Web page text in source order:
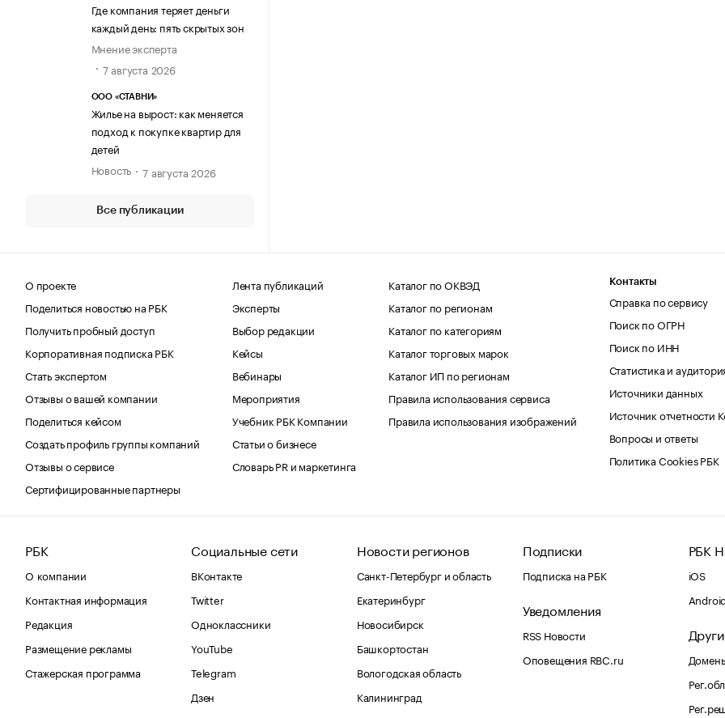
Где компания теряет деньги
каждый день: пять скрытых зон
Мнение эксперта
7 августа 2026
ООО «СТАВНИ»
Жилье на вырост: как меняется
подход к покупке квартир для
детей
Новость
7 августа 2026
Все публикации
О проекте
Поделиться новостью на РБК
Получить пробный доступ
Корпоративная подписка РБК
Стать экспертом
Отзывы о вашей компании
Поделиться кейсом
Создать профиль группы компаний
Отзывы о сервисе
Сертифицированные партнеры
Лента публикаций
Эксперты
Выбор редакции
Кейсы
Вебинары
Мероприятия
Учебник РБК Компании
Статьи о бизнесе
Словарь PR и маркетинга
Каталог по ОКВЭД
Каталог по регионам
Каталог по категориям
Каталог торговых марок
Каталог ИП по регионам
Правила использования сервиса
Правила использования изображений
Контакты
Справка по сервису
Поиск по ОГРН
Поиск по ИНН
Статистика и
Источники данных
Источник отчетности
Вопросы и ответы
Политика Cookies РБК
РБК
О компании
Контактная информация
Редакция
Размещение рекламы
Стажерская программа
Социальные сети
ВКонтакте
Twitter
Одноклассники
YouTube
Telegram
Дзен
Новости регионов
Санкт-Петербург и область
Екатеринбург
Новосибирск
Башкортостан
Вологодская область
Калининград
Подписки
Подписка на РБК
Уведомления
RSS Новости
Оповещения RBC.ru
РБК
iOS